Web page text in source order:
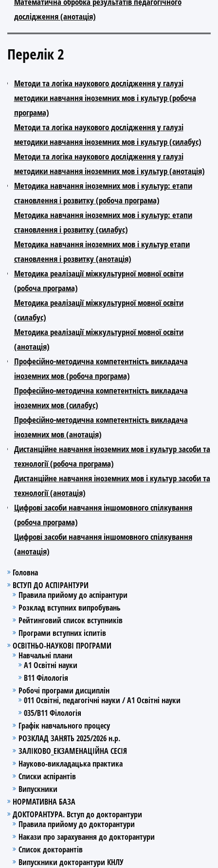
дослідження (анотація)
Перелік 2
Методи та логіка наукового дослідження у галузі
методики навчання іноземних мов і культур (робоча
програма)
Методи та логіка наукового дослідження у галузі
методики навчання іноземних мов і культур (силабус)
Методи та логіка наукового дослідження у галузі
методики навчання іноземних мов і культур (анотація)
Методика навчання іноземних мов і культур: етапи
становлення і розвитку (робоча програма)
Методика навчання іноземних мов і культур: етапи
становлення і розвитку (силабус)
Методика навчання іноземних мов і культур етапи
становлення і розвитку (анотація)
Методика реалізації міжкультурної мовної освіти
(робоча програма)
Методика реалізації міжкультурної мовної освіти
(силабус)
Методика реалізації міжкультурної мовної освіти
(анотація)
Професійно-методична компетентність викладача
іноземних мов (робоча програма)
Професійно-методична компетентність викладача
іноземних мов (силабус)
Професійно-методична компетентність викладача
іноземних мов (анотація)
Дистанційне навчання іноземних мов і культур засоби та
технології (робоча програма)
Дистанційне навчання іноземних мов і культур засоби та
технології (анотація)
Цифрові засоби навчання іншомовного спілкування
(робоча програма)
Цифрові засоби навчання іншомовного спілкування
(анотація)
Головна
ВСТУП ДО АСПІРАНТУРИ
Правила прийому до аспірантури
Розклад вступних випробувань
Рейтинговий список вступників
Програми вступних іспитів
ОСВІТНЬО-НАУКОВІ ПРОГРАМИ
Навчальні плани
А1 Освітні науки
В11 Філологія
Робочі програми дисциплін
011 Освітні, педагогічні науки / А1 Освітні науки
035/В11 Філологія
Графік навчального процесу
РОЗКЛАД ЗАНЯТЬ 2025/2026 н.р.
ЗАЛІКОВО_ЕКЗАМЕНАЦІЙНА СЕСІЯ
Науково-викладацька практика
Списки аспірантів
Випускники
НОРМАТИВНА БАЗА
ДОКТОРАНТУРА. Вступ до докторантури
Правила прийому до докторантури
Накази про зарахування до докторантури
Список докторантів
Випускники докторантури КНЛУ